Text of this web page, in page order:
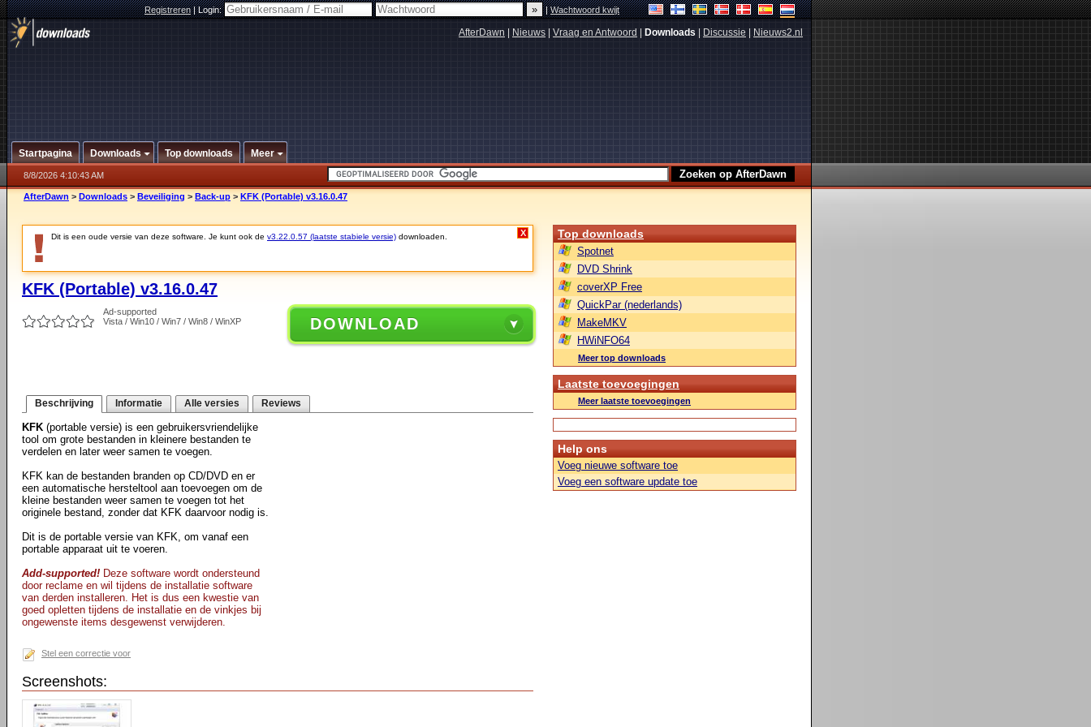
Registreren|Login: |Wachtwoord kwijt
AfterDawn Nieuws Vraag en Antwoord Downloads Discussie Nieuws2.nl
Startpagina Downloads Top downloads Meer
8/8/2026 4:10:43 AM
AfterDawn > Downloads > Beveiliging > Back-up > KFK (Portable) v3.16.0.47
Dit is een oude versie van deze software. Je kunt ook de v3.22.0.57 (laatste stabiele versie) downloaden. X
KFK (Portable) v3.16.0.47
Ad-supported
Vista / Win10 / Win7 / Win8 / WinXP
DOWNLOAD
Beschrijving Informatie Alle versies Reviews
KFK (portable versie) is een gebruikersvriendelijke
tool om grote bestanden in kleinere bestanden te
verdelen en later weer samen te voegen.
KFK kan de bestanden branden op CD/DVD en er
een automatische hersteltool aan toevoegen om de
kleine bestanden weer samen te voegen tot het
originele bestand, zonder dat KFK daarvoor nodig is.
Dit is de portable versie van KFK, om vanaf een
portable apparaat uit te voeren.
Add-supported! Deze software wordt ondersteund
door reclame en wil tijdens de installatie software
van derden installeren. Het is dus een kwestie van
goed opletten tijdens de installatie en de vinkjes bij
ongewenste items desgewenst verwijderen.
Stel een correctie voor
Screenshots:
Top downloads
Spotnet
DVD Shrink
coverXP Free
QuickPar (nederlands)
MakeMKV
HWiNFO64
Meer top downloads
Laatste toevoegingen
Meer laatste toevoegingen
Help ons
Voeg nieuwe software toe
Voeg een software update toe